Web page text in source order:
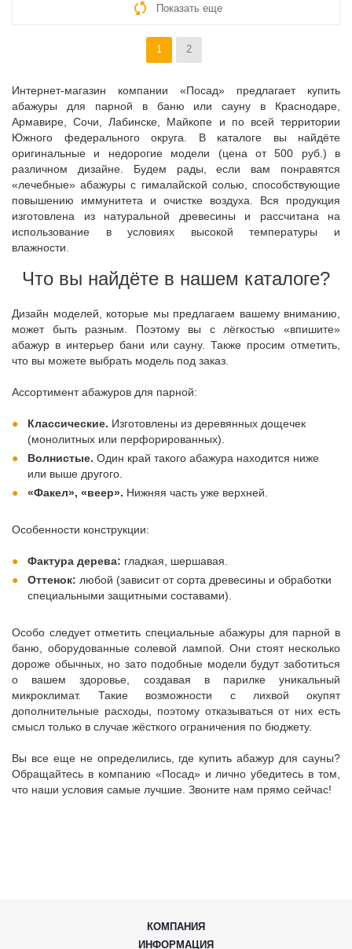
Показать еще
1 2
Интернет-магазин компании «Посад» предлагает купить
абажуры для парной в баню или сауну в Краснодаре,
Армавире, Сочи, Лабинске, Майкопе и по всей территории
Южного федерального округа. В каталоге вы найдёте
оригинальные и недорогие модели (цена от 500 руб.) в
различном дизайне. Будем рады, если вам понравятся
«лечебные» абажуры с гималайской солью, способствующие
повышению иммунитета и очистке воздуха. Вся продукция
изготовлена из натуральной древесины и рассчитана на
использование в условиях высокой температуры и
влажности.
Что вы найдёте в нашем каталоге?
Дизайн моделей, которые мы предлагаем вашему вниманию,
может быть разным. Поэтому вы с лёгкостью «впишите»
абажур в интерьер бани или сауну. Также просим отметить,
что вы можете выбрать модель под заказ.
Ассортимент абажуров для парной:
Классические. Изготовлены из деревянных дощечек
(монолитных или перфорированных).
Волнистые. Один край такого абажура находится ниже
или выше другого.
«Факел», «веер». Нижняя часть уже верхней.
Особенности конструкции:
Фактура дерева: гладкая, шершавая.
Оттенок: любой (зависит от сорта древесины и обработки
специальными защитными составами).
Особо следует отметить специальные абажуры для парной в
баню, оборудованные солевой лампой. Они стоят несколько
дороже обычных, но зато подобные модели будут заботиться
о вашем здоровье, создавая в парилке уникальный
микроклимат. Такие возможности с лихвой окупят
дополнительные расходы, поэтому отказываться от них есть
смысл только в случае жёсткого ограничения по бюджету.
Вы все еще не определились, где купить абажур для сауны?
Обращайтесь в компанию «Посад» и лично убедитесь в том,
что наши условия самые лучшие. Звоните нам прямо сейчас!
КОМПАНИЯ
ИНФОРМАЦИЯ